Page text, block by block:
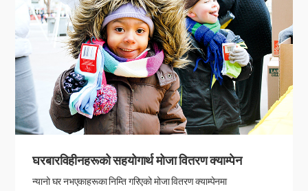
घरबारविहीनहरूको सहयोगार्थ मोजा वितरण क्याम्पेन
न्यानो घर नभएकाहरूका निम्ति गरिएको मोजा वितरण क्याम्पेनमा